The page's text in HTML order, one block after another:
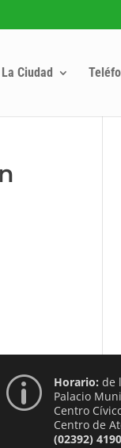
La Ciudad
p Horario: de
Palacio
Centro
Centro de
(02392)